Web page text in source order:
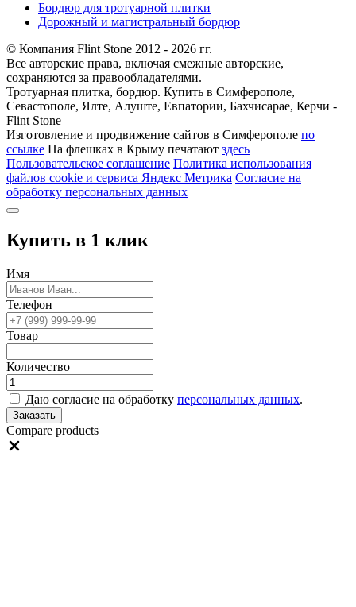
Бордюр для тротуарной плитки
Дорожный и магистральный бордюр
© Компания Flint Stone 2012 - 2026 гг.
Все авторские права, включая смежные авторские,
сохраняются за правообладателями.
Тротуарная плитка, бордюр. Купить в Симферополе,
Севастополе, Ялте, Алуште, Евпатории, Бахчисарае, Керчи -
Flint Stone
Изготовление и продвижение сайтов в Симферополе по
ссылке На флешках в Крыму печатают здесь
Пользовательское соглашение Политика использования
файлов cookie и сервиса Яндекс Метрика Согласие на
обработку персональных данных
Купить в 1 клик
Имя
Телефон
Товар
Количество
Даю согласие на обработку персональных данных.
Заказать
Compare products